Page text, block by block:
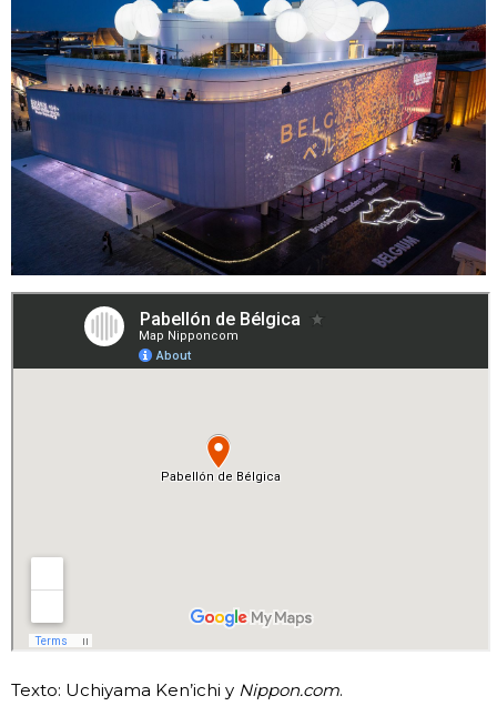
Texto: Uchiyama Ken’ichi y Nippon.com.